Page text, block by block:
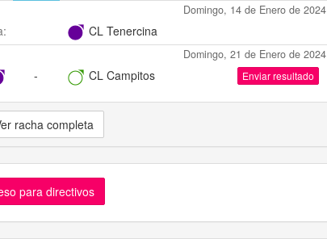
Domingo, 14 de Enero de 2024
CL Tenercina
Domingo, 21 de Enero de 2024
- CL Campitos Enviar resultado
racha completa
para directivos